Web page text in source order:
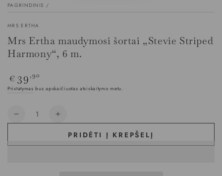
PAGRINDINIS /
MRS ERTHA
Mrs Ertha maudymosi šortai „Stevie Striped
Harmony“, 6 m.
Įprasta
kaina
€ 39 ,90
Pristatymas bus apskaičiuotas atsiskaitymo metu.
Kiekis
PRIDĖTI Į KREPŠELĮ